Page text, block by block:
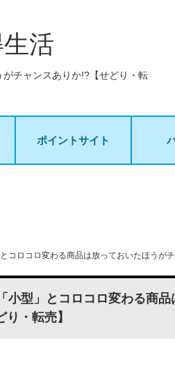
活
チャンスありか!?【せどり・転
ポイントサイト
コロコロ変わる商品は放っておいたほうが
小型」とコロコロ変わる商品
・転売】